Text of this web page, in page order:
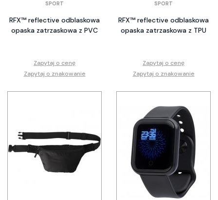
SPORT
RFX™ reflective odblaskowa
opaska zatrzaskowa z PVC
Zapytaj o cenę
Zapytaj o znakowanie
SPORT
RFX™ reflective odblaskowa
opaska zatrzaskowa z TPU
Zapytaj o cenę
Zapytaj o znakowanie